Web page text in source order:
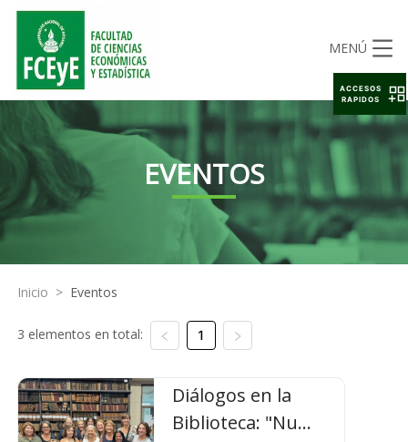
MENÚ
EVENTOS
Inicio > Eventos
3 elementos en total: 1
Diálogos en la
Biblioteca: "Nu...
ACCESOS
RAPIDOS